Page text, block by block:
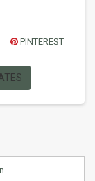
PINTEREST